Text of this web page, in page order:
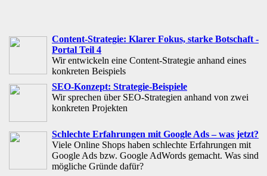
Content-Strategie: Klarer Fokus, starke Botschaft -
Portal Teil 4
Wir entwickeln eine Content-Strategie anhand eines
konkreten Beispiels
SEO-Konzept: Strategie-Beispiele
Wir sprechen über SEO-Strategien anhand von zwei
konkreten Projekten
Schlechte Erfahrungen mit Google Ads – was jetzt?
Viele Online Shops haben schlechte Erfahrungen mit
Google Ads bzw. Google AdWords gemacht. Was sind
mögliche Gründe dafür?